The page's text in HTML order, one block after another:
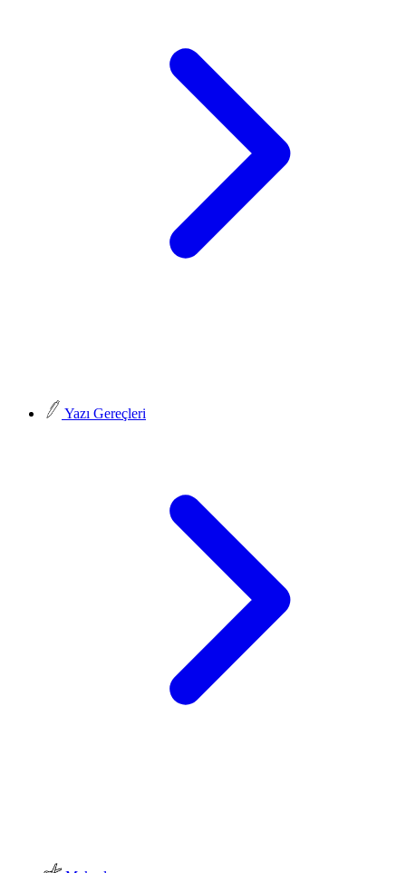
Yazı Gereçleri